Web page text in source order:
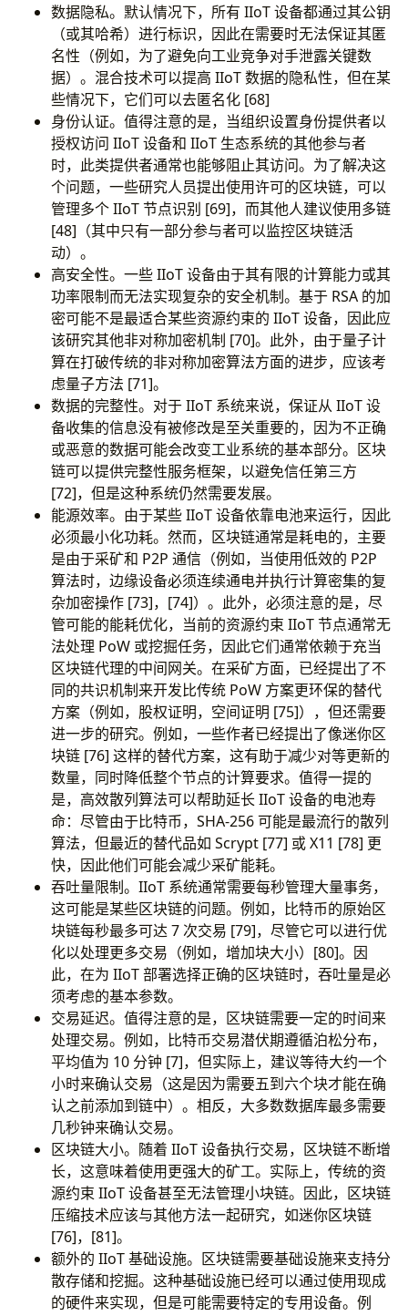
数据隐私。默认情况下，所有 IIoT 设备都通过其公钥
（或其哈希）进行标识，因此在需要时无法保证其匿
名性（例如，为了避免向工业竞争对手泄露关键数
据）。混合技术可以提高 IIoT 数据的隐私性，但在某
些情况下，它们可以去匿名化 [68]
身份认证。值得注意的是，当组织设置身份提供者以
授权访问 IIoT 设备和 IIoT 生态系统的其他参与者
时，此类提供者通常也能够阻止其访问。为了解决这
个问题，一些研究人员提出使用许可的区块链，可以
管理多个 IIoT 节点识别 [69]，而其他人建议使用多链
[48]（其中只有一部分参与者可以监控区块链活
动）。
高安全性。一些 IIoT 设备由于其有限的计算能力或其
功率限制而无法实现复杂的安全机制。基于 RSA 的加
密可能不是最适合某些资源约束的 IIoT 设备，因此应
该研究其他非对称加密机制 [70]。此外，由于量子计
算在打破传统的非对称加密算法方面的进步，应该考
虑量子方法 [71]。
数据的完整性。对于 IIoT 系统来说，保证从 IIoT 设
备收集的信息没有被修改是至关重要的，因为不正确
或恶意的数据可能会改变工业系统的基本部分。区块
链可以提供完整性服务框架，以避免信任第三方
[72]，但是这种系统仍然需要发展。
能源效率。由于某些 IIoT 设备依靠电池来运行，因此
必须最小化功耗。然而，区块链通常是耗电的，主要
是由于采矿和 P2P 通信（例如，当使用低效的 P2P
算法时，边缘设备必须连续通电并执行计算密集的复
杂加密操作 [73]，[74]）。此外，必须注意的是，尽
管可能的能耗优化，当前的资源约束 IIoT 节点通常无
法处理 PoW 或挖掘任务，因此它们通常依赖于充当
区块链代理的中间网关。在采矿方面，已经提出了不
同的共识机制来开发比传统 PoW 方案更环保的替代
方案（例如，股权证明，空间证明 [75]），但还需要
进一步的研究。例如，一些作者已经提出了像迷你区
块链 [76] 这样的替代方案，这有助于减少对等更新的
数量，同时降低整个节点的计算要求。值得一提的
是，高效散列算法可以帮助延长 IIoT 设备的电池寿
命：尽管由于比特币，SHA-256 可能是最流行的散列
算法，但最近的替代品如 Scrypt [77] 或 X11 [78] 更
快，因此他们可能会减少采矿能耗。
吞吐量限制。IIoT 系统通常需要每秒管理大量事务，
这可能是某些区块链的问题。例如，比特币的原始区
块链每秒最多可达 7 次交易 [79]，尽管它可以进行优
化以处理更多交易（例如，增加块大小）[80]。因
此，在为 IIoT 部署选择正确的区块链时，吞吐量是必
须考虑的基本参数。
交易延迟。值得注意的是，区块链需要一定的时间来
处理交易。例如，比特币交易潜伏期遵循泊松分布，
平均值为 10 分钟 [7]，但实际上，建议等待大约一个
小时来确认交易（这是因为需要五到六个块才能在确
认之前添加到链中）。相反，大多数数据库最多需要
几秒钟来确认交易。
区块链大小。随着 IIoT 设备执行交易，区块链不断增
长，这意味着使用更强大的矿工。实际上，传统的资
源约束 IIoT 设备甚至无法管理小块链。因此，区块链
压缩技术应该与其他方法一起研究，如迷你区块链
[76]，[81]。
额外的 IIoT 基础设施。区块链需要基础设施来支持分
散存储和挖掘。这种基础设施已经可以通过使用现成
的硬件来实现，但是可能需要特定的专用设备。例